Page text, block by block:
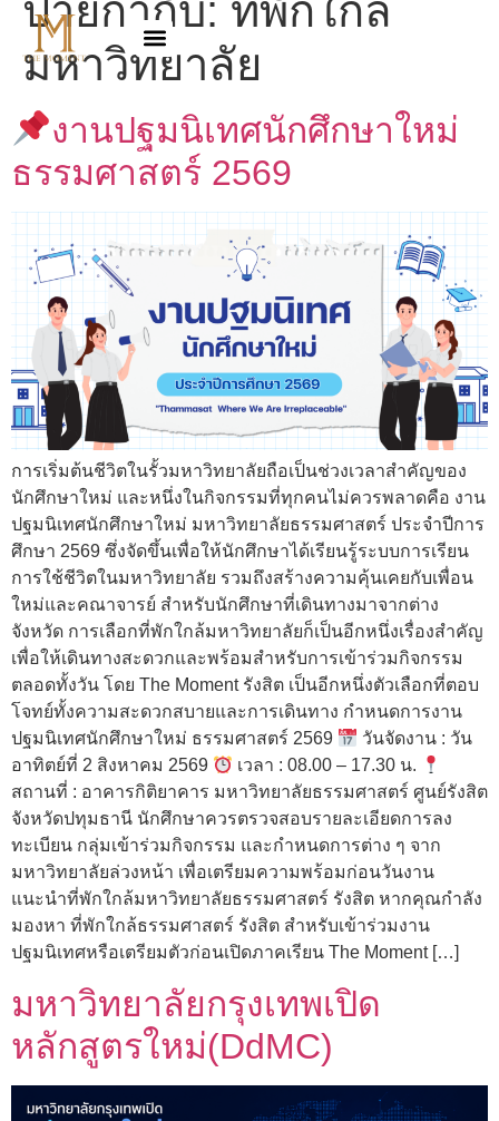
ป้ายกำกับ: ที่พักใกล้
มหาวิทยาลัย
งานปฐมนิเทศนักศึกษาใหม่
ธรรมศาสตร์ 2569
การเริ่มต้นชีวิตในรั้วมหาวิทยาลัยถือเป็นช่วงเวลาสำคัญของ
นักศึกษาใหม่ และหนึ่งในกิจกรรมที่ทุกคนไม่ควรพลาดคือ งาน
ปฐมนิเทศนักศึกษาใหม่ มหาวิทยาลัยธรรมศาสตร์ ประจำปีการ
ศึกษา 2569 ซึ่งจัดขึ้นเพื่อให้นักศึกษาได้เรียนรู้ระบบการเรียน
การใช้ชีวิตในมหาวิทยาลัย รวมถึงสร้างความคุ้นเคยกับเพื่อน
ใหม่และคณาจารย์ สำหรับนักศึกษาที่เดินทางมาจากต่าง
จังหวัด การเลือกที่พักใกล้มหาวิทยาลัยก็เป็นอีกหนึ่งเรื่องสำคัญ
เพื่อให้เดินทางสะดวกและพร้อมสำหรับการเข้าร่วมกิจกรรม
ตลอดทั้งวัน โดย The Moment รังสิต เป็นอีกหนึ่งตัวเลือกที่ตอบ
โจทย์ทั้งความสะดวกสบายและการเดินทาง กำหนดการงาน
ปฐมนิเทศนักศึกษาใหม่ ธรรมศาสตร์ 2569
วันจัดงาน : วัน
อาทิตย์ที่ 2 สิงหาคม 2569
เวลา : 08.00 – 17.30 น.
สถานที่ : อาคารกิติยาคาร มหาวิทยาลัยธรรมศาสตร์ ศูนย์รังสิต
จังหวัดปทุมธานี นักศึกษาควรตรวจสอบรายละเอียดการลง
ทะเบียน กลุ่มเข้าร่วมกิจกรรม และกำหนดการต่าง ๆ จาก
มหาวิทยาลัยล่วงหน้า เพื่อเตรียมความพร้อมก่อนวันงาน
แนะนำที่พักใกล้มหาวิทยาลัยธรรมศาสตร์ รังสิต หากคุณกำลัง
มองหา ที่พักใกล้ธรรมศาสตร์ รังสิต สำหรับเข้าร่วมงาน
ปฐมนิเทศหรือเตรียมตัวก่อนเปิดภาคเรียน The Moment […]
มหาวิทยาลัยกรุงเทพเปิด
หลักสูตรใหม่(DdMC)